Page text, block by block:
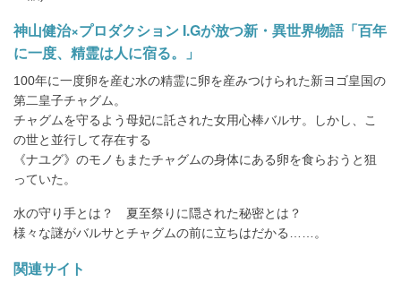
神山健治×プロダクション I.Gが放つ新・異世界物語「百年
に一度、精霊は人に宿る。」
100年に一度卵を産む水の精霊に卵を産みつけられた新ヨゴ皇国の
第二皇子チャグム。
チャグムを守るよう母妃に託された女用心棒バルサ。しかし、こ
の世と並行して存在する
《ナユグ》のモノもまたチャグムの身体にある卵を食らおうと狙
っていた。
水の守り手とは？ 夏至祭りに隠された秘密とは？
様々な謎がバルサとチャグムの前に立ちはだかる……。
関連サイト